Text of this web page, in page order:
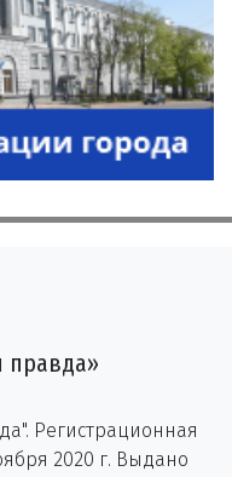
правда»
Регистрационная
2020 г. Выдано